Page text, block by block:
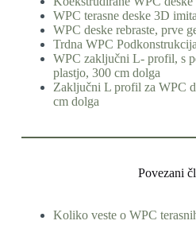
WPC terasne deske 3D
WPC deske rebraste, prve
Trdna WPC
WPC zaključni L- profil, s
plastjo, 300 cm dolga
Zaključni L profil za WPC
cm dolga
Povezani
Koliko veste o WPC